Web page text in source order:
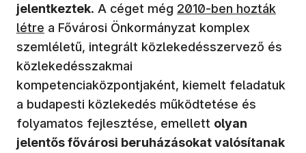
jelentkeztek. A céget még 2010-ben hozták
létre a Fővárosi Önkormányzat komplex
szemléletű, integrált közlekedésszervező és
közlekedésszakmai
kompetenciaközpontjaként, kiemelt feladatuk
a budapesti közlekedés működtetése és
folyamatos fejlesztése, emellett olyan
jelentős fővárosi beruházásokat valósítanak